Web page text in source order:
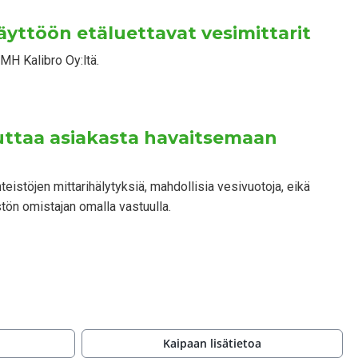
etäluettavat vesimittarit
Kalibro Oy:ltä.
asiakasta havaitsemaan
mittarihälytyksiä, mahdollisia vesivuotoja, eikä
omistajan omalla vastuulla.
Kaipaan lisätietoa